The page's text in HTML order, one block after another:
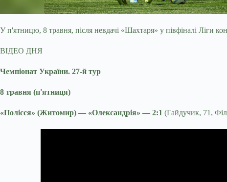
У п'ятницю, 8 травня, після невдачі «Шахтаря» у півфіналі Ліги
ВІДЕО ДНЯ
Чемпіонат України. 27-й тур
8 травня (п'ятниця)
«Полісся» (Житомир) — «Олександрія» — 2:1 (Гайдучик, 71,